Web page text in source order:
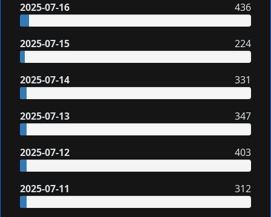
2025-07-16 436
2025-07-15 224
2025-07-14 331
2025-07-13 347
2025-07-12 403
2025-07-11 312